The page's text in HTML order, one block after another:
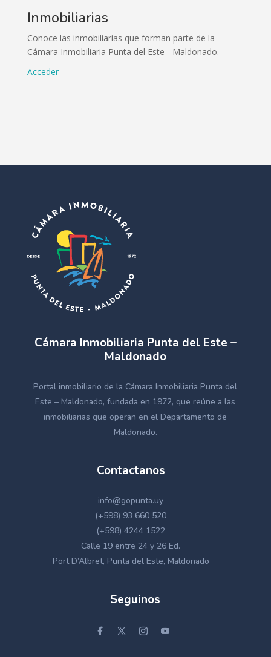
Inmobiliarias
Conoce las inmobiliarias que forman parte de la
Cámara Inmobiliaria Punta del Este - Maldonado.
Acceder
Cámara Inmobiliaria Punta del Este –
Maldonado
Portal inmobiliario de la Cámara Inmobiliaria Punta del
Este – Maldonado, fundada en 1972, que reúne a las
inmobiliarias que operan en el Departamento de
Maldonado.
Contactanos
info@gopunta.uy
(+598) 93 660 520
(+598) 4244 1522
Calle 19 entre 24 y 26 Ed.
Port D’Albret, Punta del Este, Maldonado
Seguinos